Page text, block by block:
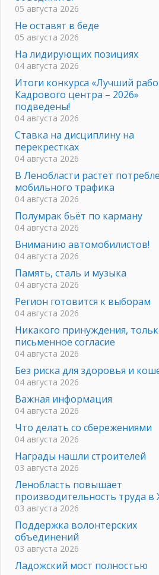
05 августа 2026
Не оставят в беде
05 августа 2026
На лидирующих позициях
04 августа 2026
Итоги конкурса «Лучший
Кадрового центра – 2026»
подведены!
04 августа 2026
Ставка на дисциплину на
перекрестках
04 августа 2026
В Ленобласти растет
мобильного трафика
04 августа 2026
Полумрак бьёт по карману
04 августа 2026
Вниманию автомобилистов!
04 августа 2026
Память, сталь и музыка
04 августа 2026
Регион готовится к выборам
04 августа 2026
Никакого принуждения,
письменное согласие
04 августа 2026
Без риска для здоровья и
04 августа 2026
Важная информация
04 августа 2026
Что делать со сбережениями
04 августа 2026
Награды нашли строителей
03 августа 2026
Ленобласть повышает
производительность труда в
03 августа 2026
Поддержка волонтерских
объединений
03 августа 2026
Ладожский мост полностью